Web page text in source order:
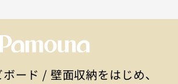
ード / 壁面収納をはじめ、